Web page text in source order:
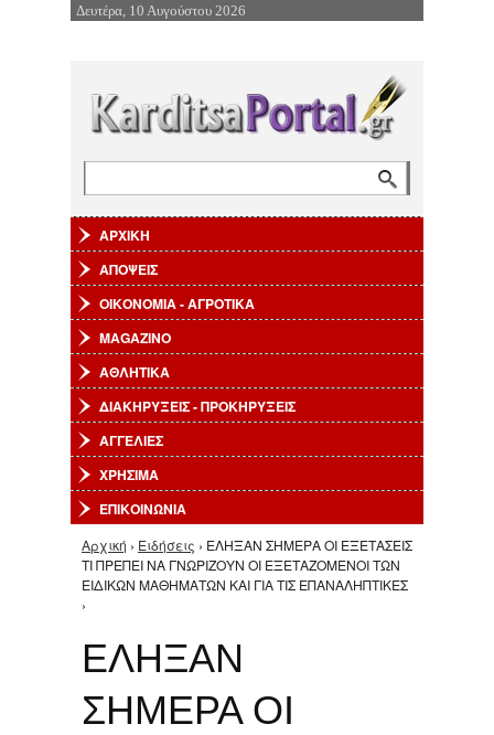
Επιστροφή στην Πλοήγηση
Δευτέρα, 10 Αυγούστου 2026
ΑΡΧΙΚΗ
ΑΠΟΨΕΙΣ
ΟΙΚΟΝΟΜΙΑ - ΑΓΡΟΤΙΚΑ
MAGAZINO
ΑΘΛΗΤΙΚΑ
ΔΙΑΚΗΡΥΞΕΙΣ - ΠΡΟΚΗΡΥΞΕΙΣ
ΑΓΓΕΛΙΕΣ
ΧΡΗΣΙΜΑ
ΕΠΙΚΟΙΝΩΝΙΑ
Είστε εδώ
Αρχική › Ειδήσεις › ΕΛΗΞΑΝ ΣΗΜΕΡΑ ΟΙ ΕΞΕΤΑΣΕΙΣ
ΤΙ ΠΡΕΠΕΙ ΝΑ ΓΝΩΡΙΖΟΥΝ ΟΙ ΕΞΕΤΑΖΟΜΕΝΟΙ ΤΩΝ
ΕΙΔΙΚΩΝ ΜΑΘΗΜΑΤΩΝ ΚΑΙ ΓΙΑ ΤΙΣ ΕΠΑΝΑΛΗΠΤΙΚΕΣ
›
ΕΛΗΞΑΝ
ΣΗΜΕΡΑ ΟΙ